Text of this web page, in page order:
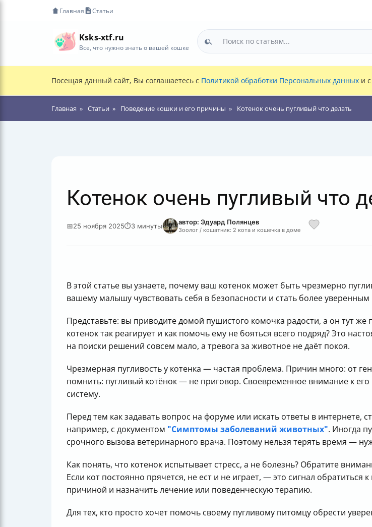
Главная Статьи
Ksks-xtf.ru
Все, что нужно знать о вашей кошке
Посещая данный сайт, Вы соглашаетесь с Политикой обработки Персональных данных и
Главная Статьи Поведение кошки и его причины Котенок очень пугливый что делать
Котенок очень пугливый что
📅25 ноября 2025⏱3 минуты автор: Эдуард Полянцев
Зоолог / кошатник: 2 кота и кошечка в доме
В этой статье вы узнаете, почему ваш котенок может быть чрезмерно
вашему малышу чувствовать себя в безопасности и стать более
Представьте: вы приводите домой пушистого комочка радости, а он тут
котенок так реагирует и как помочь ему не бояться всего подряд? Это
на поиски решений совсем мало, а тревога за животное не даёт покоя.
Чрезмерная пугливость у котенка — частая проблема. Причин много: от
помнить: пугливый котёнок — не приговор. Своевременное внимание к
систему.
Перед тем как задавать вопрос на форуме или искать ответы в
например, с документом "Симптомы заболеваний животных". Иногда
срочного вызова ветеринарного врача. Поэтому нельзя терять время —
Как понять, что котенок испытывает стресс, а не болезнь? Обратите
Если кот постоянно прячется, не ест и не играет, — это сигнал
причиной и назначить лечение или поведенческую терапию.
Для тех, кто просто хочет помочь своему пугливому питомцу обрести